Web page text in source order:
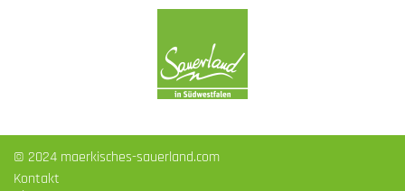
© 2024 maerkisches-sauerland.com
Kontakt